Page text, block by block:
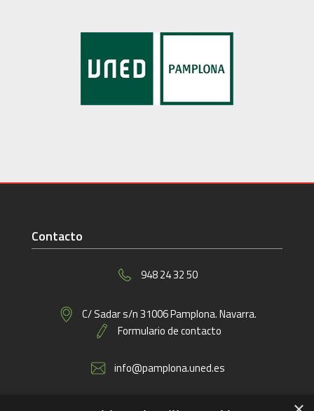
Contacto
948 24 32 50
C/ Sadar s/n 31006 Pamplona. Navarra.
Formulario de contacto
info@pamplona.uned.es